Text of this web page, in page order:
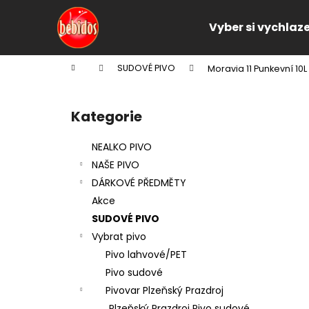
Vyber si
Domů SUDOVÉ PIVO Moravia 11 Punkevní 10L
Přeskočit
kategorie
Kategorie
NEALKO PIVO
NAŠE PIVO
DÁRKOVÉ PŘEDMĚTY
Akce
SUDOVÉ PIVO
Vybrat pivo
Pivo lahvové/PET
Pivo sudové
Pivovar Plzeňský Prazdroj
í
Zpět
do
Zpět
do